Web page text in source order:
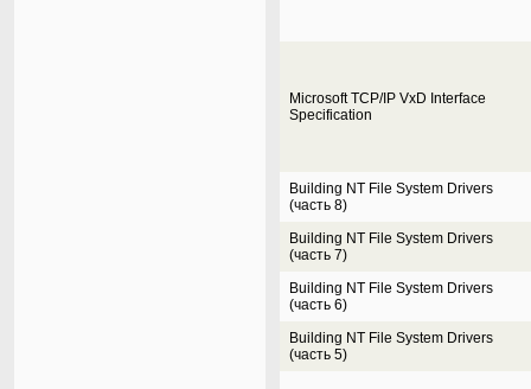
Microsoft TCP/IP VxD Interface
Specification
Building NT File System Drivers
(часть 8)
Building NT File System Drivers
(часть 7)
Building NT File System Drivers
(часть 6)
Building NT File System Drivers
(часть 5)